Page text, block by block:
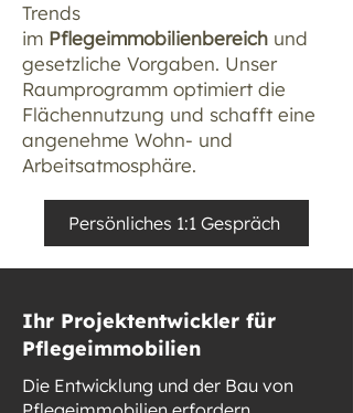
Trends
im Pflegeimmobilienbereich und
gesetzliche Vorgaben. Unser
Raumprogramm optimiert die
Flächennutzung und schafft eine
angenehme Wohn- und
Arbeitsatmosphäre.
Persönliches 1:1 Gespräch
Ihr Projektentwickler für
Pflegeimmobilien
Die Entwicklung und der Bau von